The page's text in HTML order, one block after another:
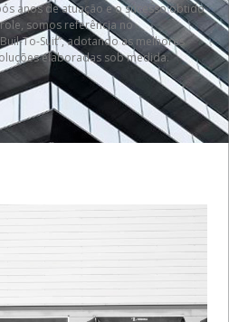
anos de atuação e o sucesso obtido
somos referência no
To-Suit”, adotando as melhores
elaboradas sob medida.